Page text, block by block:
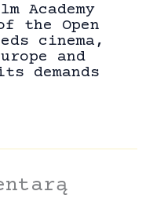
Academy
the Open
cinema,
and
demands